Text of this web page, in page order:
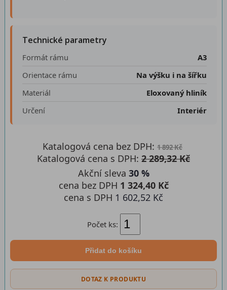
Technické parametry
Formát rámu
A3
Orientace rámu
Na výšku i na šířku
Materiál
Eloxovaný hliník
Určení
Interiér
Počet ks:
Přidat do košíku
Katalogová cena bez DPH: 1 892 Kč
Katalogová cena s DPH: 2 289,32 Kč
Akční sleva 30 %
cena bez DPH 1 324,40 Kč
cena s DPH 1 602,52 Kč
DOTAZ K PRODUKTU